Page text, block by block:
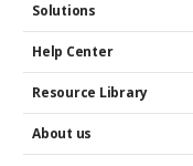
Solutions
Help Center
Resource Library
About us